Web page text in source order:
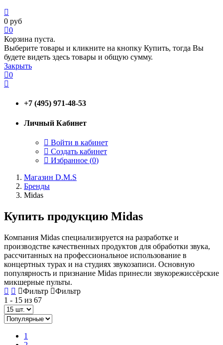
0 руб
0
Корзина пуста.
Выберите товары и кликните на кнопку Купить, тогда Вы
будете видеть здесь товары и общую сумму.
Закрыть
0
+7 (495) 971-48-53
Личный Кабинет
Войти в кабинет
Создать кабинет
Избранное (0)
Магазин D.M.S
Бренды
Midas
Купить продукцию Midas
Компания Midas специализируется на разработке и
производстве качественных продуктов для обработки звука,
рассчитанных на профессиональное использование в
концертных турах и на студиях звукозаписи. Основную
популярность и признание Midas принесли звукорежиссёрские
микшерные пульты.
Фильтр
Фильтр
1 - 15 из 67
1